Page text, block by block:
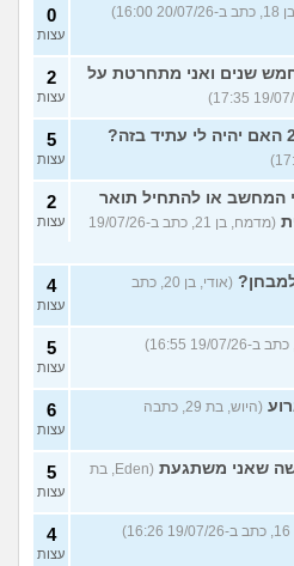
0
עצות
חמש שנים ואני מתחרטת על
2
עצות
5
עצות
או להתחיל תואר
(מדמח, בן 21, כתב ב-19/07/26
2
עצות
(אודי, בן 20, כתב
4
עצות
5
עצות
(היוש, בת 29, כתבה
6
עצות
שאני משתגעת
(Eden, בת
5
עצות
4
עצות